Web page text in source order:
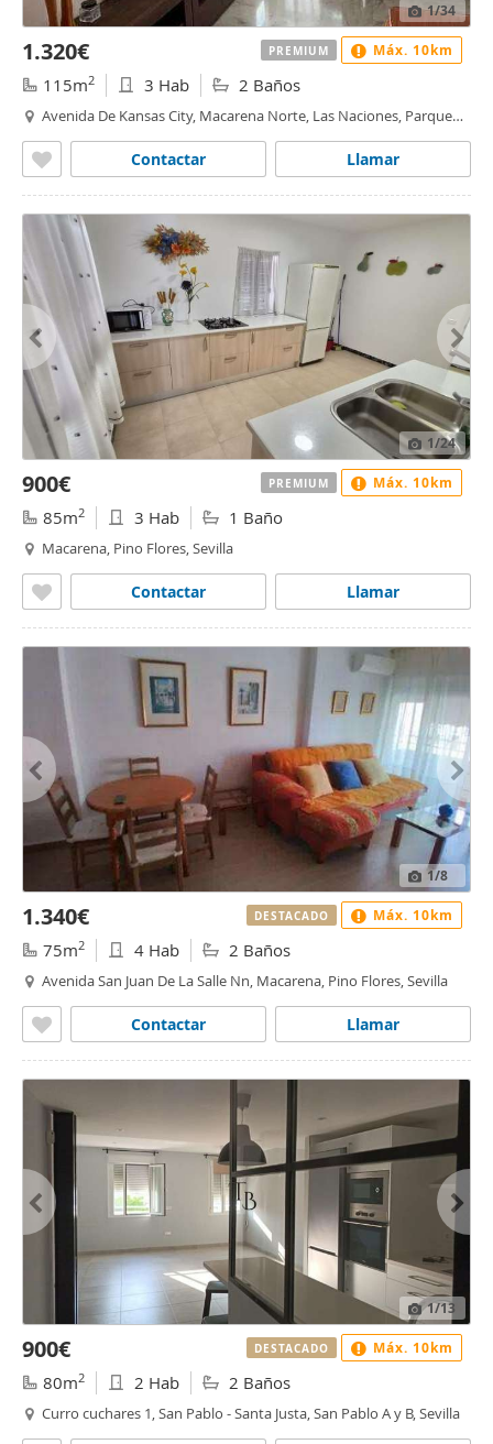
1/34
1.320€
115m2 3 Hab 2 Baños
Avenida De Kansas City, Macarena Norte, Las Naciones, Parque
Llamar
Contactar
PREMIUM Máx. 10km
1/24
900€
85m2 3 Hab 1 Baño
Macarena, Pino Flores, Sevilla
Llamar
Contactar
PREMIUM Máx. 10km
1/8
1.340€
75m2 4 Hab 2 Baños
Avenida San Juan De La Salle Nn, Macarena, Pino Flores, Sevilla
Llamar
Contactar
DESTACADO Máx. 10km
1/13
900€
80m2 2 Hab 2 Baños
Curro cuchares 1, San Pablo - Santa Justa, San Pablo A y B, Sevilla
DESTACADO Máx. 10km